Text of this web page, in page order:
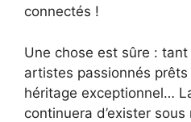
connectés !
Une chose est sûre : tant
artistes passionnés
héritage exceptionnel…
continuera d’exister